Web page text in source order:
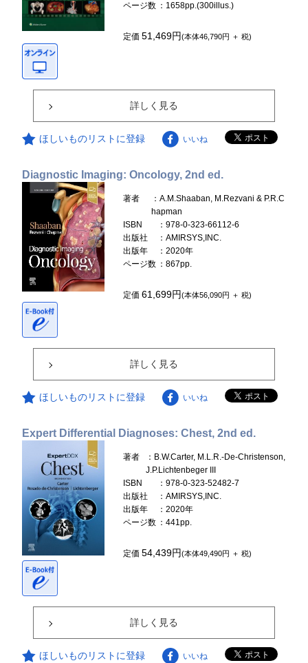
ページ数 ：1658pp.(300illus.)
定価51,469円(本体46,790円 ＋ 税)
詳しく見る
ほしいものリストに登録 いいね
Diagnostic Imaging: Oncology, 2nd ed.
著者
：A.M.Shaaban, M.Rezvani & P.R.C
hapman
ISBN
：978-0-323-66112-6
出版社
：AMIRSYS,INC.
出版年
：2020年
ページ数 ：867pp.
定価61,699円(本体56,090円 ＋ 税)
詳しく見る
ほしいものリストに登録 いいね
Expert Differential Diagnoses: Chest, 2nd ed.
著者
：B.W.Carter, M.L.R.-De-Christenson,
J.P.Lichtenbeger III
ISBN
：978-0-323-52482-7
出版社
：AMIRSYS,INC.
出版年
：2020年
ページ数 ：441pp.
定価54,439円(本体49,490円 ＋ 税)
詳しく見る
ほしいものリストに登録 いいね